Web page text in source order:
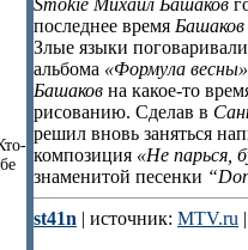
Smokie Михаил Башаков
последнее время Башаков
Злые языки
альбома «Формула весны»
Башаков на какое-то
рисованию. Сделав в
решил вновь заняться
композиция «Не парься,
знаменитой песенки
st41n | источник: MTV.ru